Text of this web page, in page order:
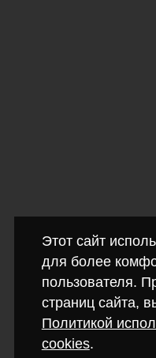
Этот сайт
для более
пользователя.
страниц сайта,
Политикой
cookies.